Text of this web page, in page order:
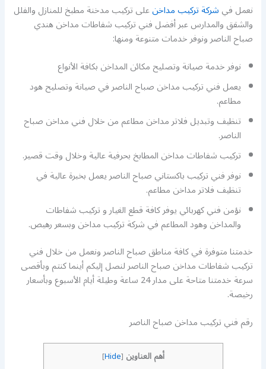
نعمل فيشركة تركيب مداخنعلى تركيب مدخنة مطبخ للمنازل والفلل
والشقق والمدارس عبر أفضل فني تركيب شفاطات مداخن هندي
صباح الناصر ونوفر خدمات متنوعة ومنها:
نوفر خدمة صيانة وتصليح مكائن المداخن بكافة الأنواع
يعمل فني تركيب مداخن صباح الناصر في صيانة وتصليح هود
مطاعم.
تنظيف وتبديل فلاتر مداخن مطاعم من خلال فني مداخن صباح
الناصر.
تركيب شفاطات مداخن المطابخ بحرفية عالية وخلال وقت قصير.
نوفر فني تركيب باكستاني صباح الناصر يعمل بخبرة عالية في
تنظيف فلاتر مداخن مطاعم.
نؤمن فني كهربائي يوفر كافة قطع الغيار و تركيب شفاطات
والمداخن وهود المطاعم في شركة تركيب مداخن وبسعر رهيص.
خدمتنا متوفرة في كافة مناطق صباح الناصر ونعمل من خلال فني
تركيب شفاطات مداخن صباح الناصر لنصل إليكم أينما كنتم وبأقصى
سرعة خدمتنا متاحة على مدار 24 ساعة وطيلة أيام الأسبوع وبأسعار
رخيصة.
رقم فني تركيب مداخن صباح الناصر
أهم العناوين [
Hide
]